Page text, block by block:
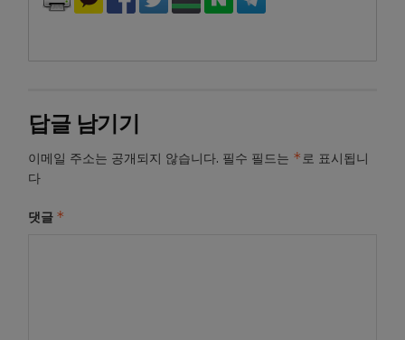
답글 남기기
이메일 주소는 공개되지 않습니다. 필수 필드는 *로 표시됩니
다
댓글 *